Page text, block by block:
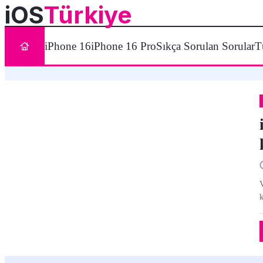
iOSTürkiye
iPhone 16iPhone 16 ProSıkça Sorulan Sorular